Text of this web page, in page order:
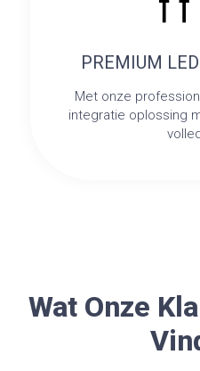
PREMIUM
Met onze
integratie oplossing
Wat Onze